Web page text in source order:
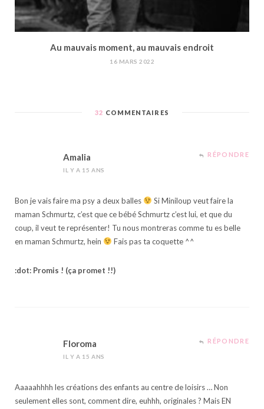
Au mauvais moment, au mauvais endroit
16 MARS 2022
32 COMMENTAIRES
Amalia
IL Y A 15 ANS
RÉPONDRE
Bon je vais faire ma psy a deux balles
Si Miniloup veut faire la
maman Schmurtz, c’est que ce bébé Schmurtz c’est lui, et que du
coup, il veut te représenter! Tu nous montreras comme tu es belle
en maman Schmurtz, hein
Fais pas ta coquette ^^
:dot: Promis ! (ça promet !!)
Floroma
IL Y A 15 ANS
RÉPONDRE
Aaaaahhhh les créations des enfants au centre de loisirs … Non
seulement elles sont, comment dire, euhhh, originales ? Mais EN